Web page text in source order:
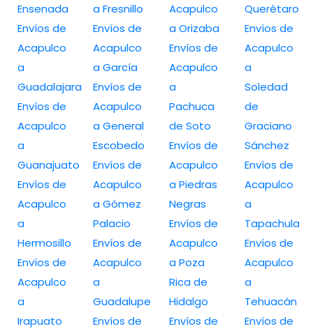
Ensenada
Envíos de
Acapulco
a
Guadalajara
Envíos de
Acapulco
a
Guanajuato
Envíos de
Acapulco
a
Hermosillo
Envíos de
Acapulco
a
Irapuato
a Fresnillo
Envíos de
Acapulco
a García
Envíos de
Acapulco
a General
Escobedo
Envíos de
Acapulco
a Gómez
Palacio
Envíos de
Acapulco
a
Guadalupe
Envíos de
Acapulco
a Orizaba
Envíos de
Acapulco
a
Pachuca
de Soto
Envíos de
Acapulco
a Piedras
Negras
Envíos de
Acapulco
a Poza
Rica de
Hidalgo
Envíos de
Querétaro
Envíos de
Acapulco
a
Soledad
de
Graciano
Sánchez
Envíos de
Acapulco
a
Tapachula
Envíos de
Acapulco
a
Tehuacán
Envíos de